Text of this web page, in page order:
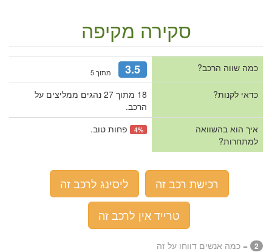
סקירה מקיפה
כמה שווה הרכב? 3.5 מתוך 5
כדאי לקנות?
18 מתוך 27 נהגים ממליצים על
הרכב.
איך הוא בהשוואה
למתחרות?
4% פחות טוב.
רכישת רכב זה
ליסינג לרכב זה
טרייד אין לרכב זה
2 = כמה אנשים דווחו על זה